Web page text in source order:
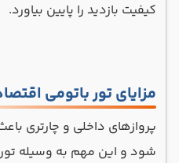
کیفیت بازدید را پایین بیاورد.
مزایای تور باتومی
پروازهای داخلی و چارتری
شود و این مهم به وسیله